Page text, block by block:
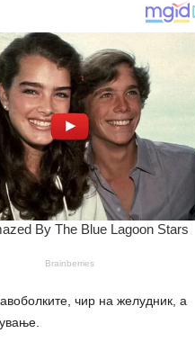
чир на желудник, а